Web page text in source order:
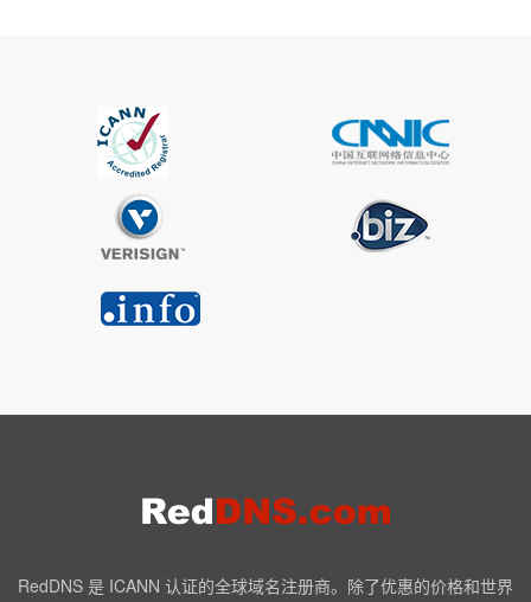
RedDNS 是 ICANN 认证的全球域名注册商。除了优惠的价格和世界